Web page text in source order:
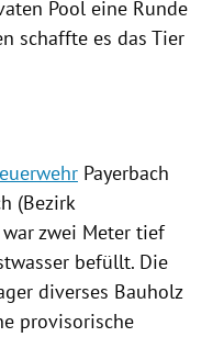
Pool eine Runde
schaffte es das Tier
Payerbach
(Bezirk
zwei Meter tief
befüllt. Die
diverses Bauholz
provisorische